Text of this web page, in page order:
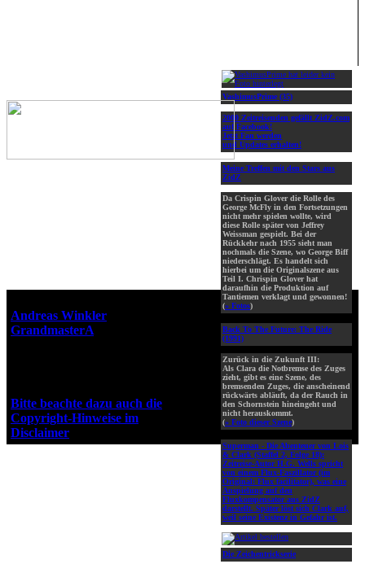
VashimusPrime (35)
2000 Zeitreisenden gefällt ZidZ.com
auf Facebook!
Jetzt Fan werden
und Updates erhalten!
Meine Treffen mit den Stars aus
ZidZ
Da Crispin Glover die Rolle des
George McFly in den Fortsetzungen
nicht mehr spielen wollte, wird
diese Rolle später von Jeffrey
Weissman gespielt. Bei der
Rückkehr nach 1955 sieht man
nochmals die Szene, wo George Biff
niederschlägt. Es handelt sich
hierbei um die Originalszene aus
Teil I. Chrispin Glover hat
daraufhin die Produktion auf
Tantiemen verklagt und gewonnen!
(» Fotos)
Back To The Future: The Ride
(1991)
Zurück in die Zukunft III:
Als Clara die Notbremse des Zuges
zieht, gibt es eine Szene, des
bremsenden Zuges, die anscheinend
rückwärts abläuft, da der Rauch in
den Schornstein hineingeht und
nicht herauskommt.
(» Foto dieser Szene)
Superman - Die Abenteuer von Lois
& Clark (Staffel 2, Folge 18):
Zeitreise-Autor H.G. Wells spricht
von einem Flux-Faszillator (im
Original: Flux facilitator), was eine
Anspielung auf den
Fluxkompensator aus ZidZ
darstellt. Später löst sich Clark auf,
weil seine Existenz in Gefahr ist.
Die Zeichentrickserie
Andreas Winkler
GrandmasterA
Bitte beachte dazu auch die
Copyright-Hinweise im
Disclaimer